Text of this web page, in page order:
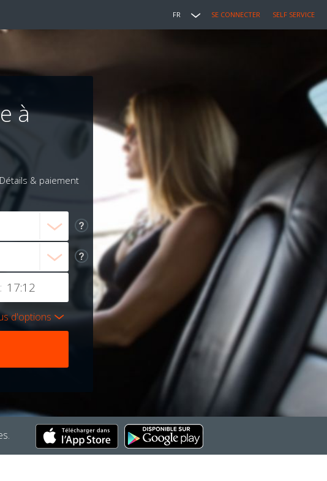
FR SE CONNECTER SELF SERVICE
à
Détails & paiement
d'options